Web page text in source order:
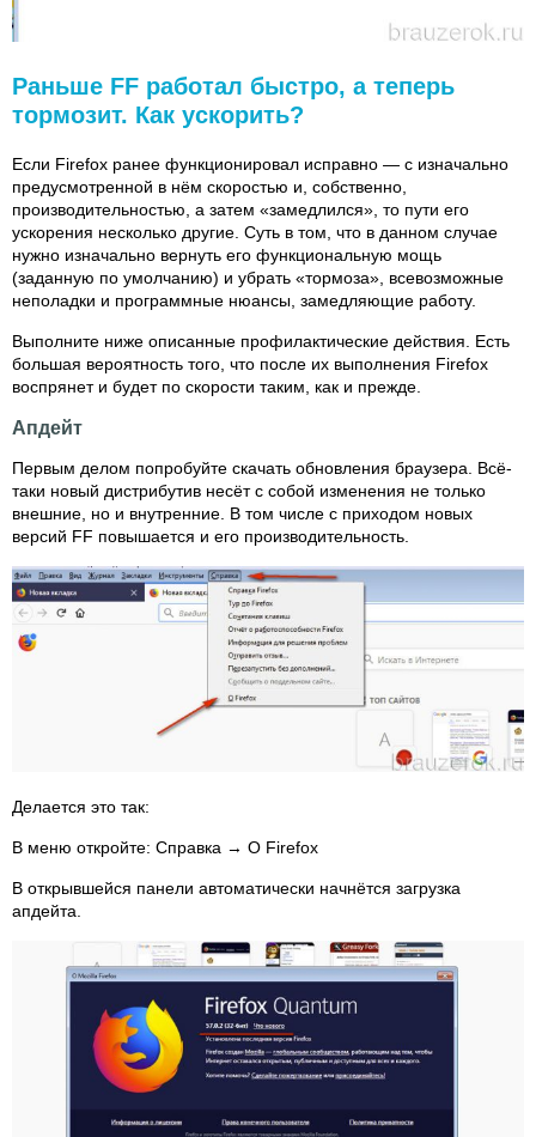
Раньше FF работал быстро, а теперь
тормозит. Как ускорить?
Если Firefox ранее функционировал исправно — с изначально
предусмотренной в нём скоростью и, собственно,
производительностью, а затем «замедлился», то пути его
ускорения несколько другие. Суть в том, что в данном случае
нужно изначально вернуть его функциональную мощь
(заданную по умолчанию) и убрать «тормоза», всевозможные
неполадки и программные нюансы, замедляющие работу.
Выполните ниже описанные профилактические действия. Есть
большая вероятность того, что после их выполнения Firefox
воспрянет и будет по скорости таким, как и прежде.
Апдейт
Первым делом попробуйте скачать обновления браузера. Всё-
таки новый дистрибутив несёт с собой изменения не только
внешние, но и внутренние. В том числе с приходом новых
версий FF повышается и его производительность.
Делается это так:
В меню откройте: Справка → О Firefox
В открывшейся панели автоматически начнётся загрузка
апдейта.